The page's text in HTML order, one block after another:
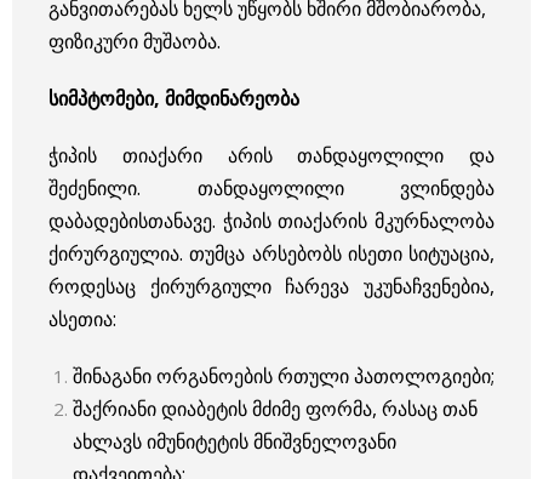
განვითარებას ხელს უწყობს ხშირი მშობიარობა,
ფიზიკური მუშაობა.
სიმპტომები, მიმდინარეობა
ჭიპის თიაქარი არის თანდაყოლილი და
შეძენილი. თანდაყოლილი ვლინდება
დაბადებისთანავე. ჭიპის თიაქარის მკურნალობა
ქირურგიულია. თუმცა არსებობს ისეთი სიტუაცია,
როდესაც ქირურგიული ჩარევა უკუნაჩვენებია,
ასეთია:
შინაგანი ორგანოების რთული პათოლოგიები;
შაქრიანი დიაბეტის მძიმე ფორმა, რასაც თან
ახლავს იმუნიტეტის მნიშვნელოვანი